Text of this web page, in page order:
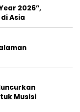
2026”,
Asia
Musisi